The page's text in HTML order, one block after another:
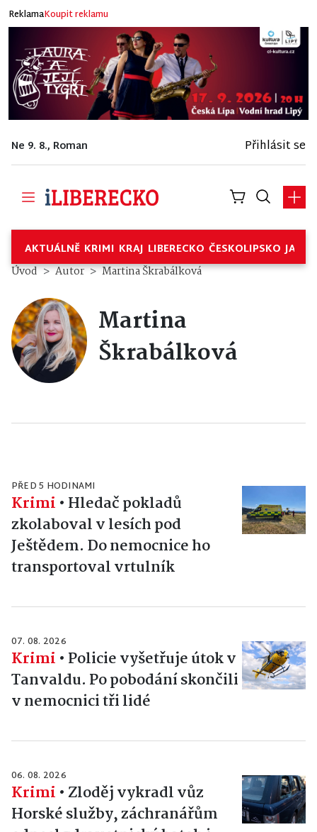
ReklamaKoupit reklamu
Ne 9. 8., Roman Přihlásit se
AKTUÁLNĚ KRIMI KRAJ LIBERECKO ČESKOLIPSKO
Úvod Autor Martina Škrabálková
Martina
Škrabálková
PŘED 5 HODINAMI
Krimi • Hledač pokladů
zkolaboval v lesích pod
Ještědem. Do nemocnice ho
transportoval vrtulník
07. 08. 2026
Krimi • Policie vyšetřuje útok v
Tanvaldu. Po pobodání skončili
v nemocnici tři lidé
06. 08. 2026
Krimi • Zloděj vykradl vůz
Horské služby, záchranářům